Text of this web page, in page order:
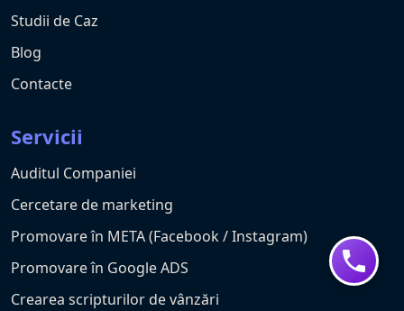
Studii de Caz
Blog
Contacte
Servicii
Auditul Companiei
Cercetare de marketing
Promovare în META (Facebook / Instagram)
Promovare în Google ADS
Crearea scripturilor de vânzări